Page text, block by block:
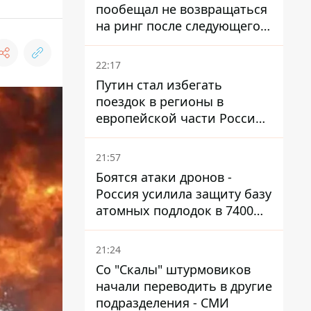
пообещал не возвращаться
на ринг после следующего
боя
22:17
Путин стал избегать
поездок в регионы в
европейской части России,
куда регулярно долетают
дроны
21:57
Боятся атаки дронов -
Россия усилила защиту базу
атомных подлодок в 7400
км от Украины
21:24
Со "Скалы" штурмовиков
начали переводить в другие
подразделения - СМИ